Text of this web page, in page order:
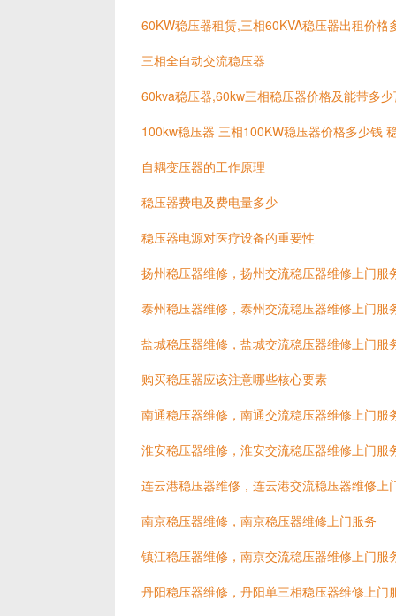
60KW稳压器租赁,三相60KVA稳压器出租价格
三相全自动交流稳压器
60kva稳压器,60kw三相稳压器价格及能带多
100kw稳压器 三相100KW稳压器价格多少钱
自耦变压器的工作原理
稳压器费电及费电量多少
稳压器电源对医疗设备的重要性
扬州稳压器维修，扬州交流稳压器维修上门服
泰州稳压器维修，泰州交流稳压器维修上门服
盐城稳压器维修，盐城交流稳压器维修上门服
购买稳压器应该注意哪些核心要素
南通稳压器维修，南通交流稳压器维修上门服
淮安稳压器维修，淮安交流稳压器维修上门服
连云港稳压器维修，连云港交流稳压器维修上
南京稳压器维修，南京稳压器维修上门服务
镇江稳压器维修，南京交流稳压器维修上门服
丹阳稳压器维修，丹阳单三相稳压器维修上门